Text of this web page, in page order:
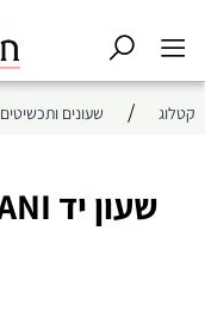
קטלוג / שעונים ותכשיטים
שעון יד EMPORIO ARMANI לגבר